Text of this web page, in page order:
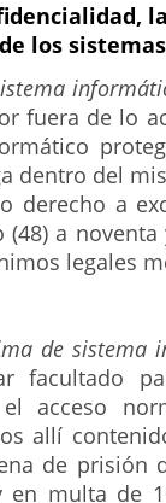
los
fuera de lo
dentro del
derecho a
a noventa
legales
de sistema
facultado
acceso
allí
de prisión
en multa de